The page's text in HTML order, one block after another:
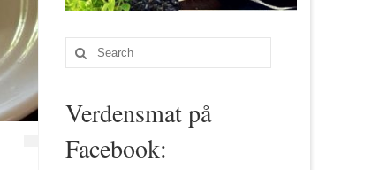
Search
for:
Verdensmat på
Facebook: